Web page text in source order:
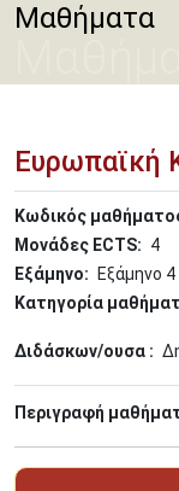
Μαθήματα
Ευρωπαϊκή
Κωδικός
Μονάδες ECTS
4
Εξάμηνο
Εξάμηνο 4
Κατηγορία
Διδάσκων/ουσα
Περιγραφή